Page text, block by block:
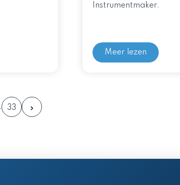
Instrumentmaker.
Meer lezen
33